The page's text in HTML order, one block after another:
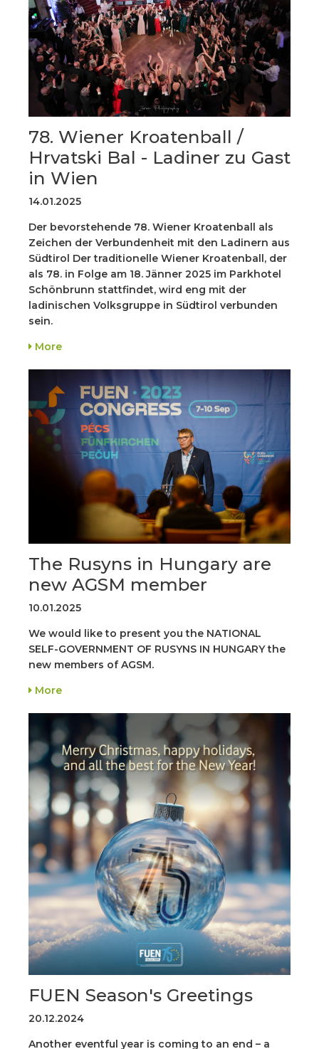
78. Wiener Kroatenball /
Hrvatski Bal - Ladiner zu Gast
in Wien
14.01.2025
Der bevorstehende 78. Wiener Kroatenball als
Zeichen der Verbundenheit mit den Ladinern aus
Südtirol Der traditionelle Wiener Kroatenball, der
als 78. in Folge am 18. Jänner 2025 im Parkhotel
Schönbrunn stattfindet, wird eng mit der
ladinischen Volksgruppe in Südtirol verbunden
sein.
More
The Rusyns in Hungary are
new AGSM member
10.01.2025
We would like to present you the NATIONAL
SELF-GOVERNMENT OF RUSYNS IN HUNGARY the
new members of AGSM.
More
FUEN Season's Greetings
20.12.2024
Another eventful year is coming to an end – a